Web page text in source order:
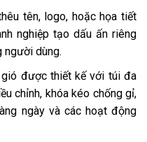
tên, logo, hoặc họa tiết
nghiệp tạo dấu ấn riêng
người dùng.
gió được thiết kế với túi đa
chỉnh, khóa kéo chống gỉ,
ngày và các hoạt động